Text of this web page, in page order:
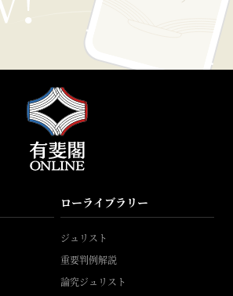
ローライブラリー
ジュリスト
重要判例解説
論究ジュリスト